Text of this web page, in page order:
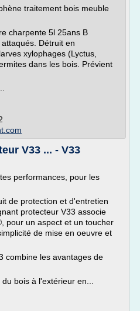
traitement bois meuble
charpente 5l 25ans B
Détruit en
xylophages (Lyctus,
dans les bois. Prévient
V33 ... - V33
performances, pour les
de protection et d'entretien
protecteur V33 associe
pour un aspect et un toucher
de mise en oeuvre et
combine les avantages de
bois à l'extérieur en...